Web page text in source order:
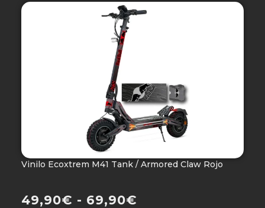
Vinilo Ecoxtrem M41 Tank / Armored Claw Rojo
49,90€ - 69,90€